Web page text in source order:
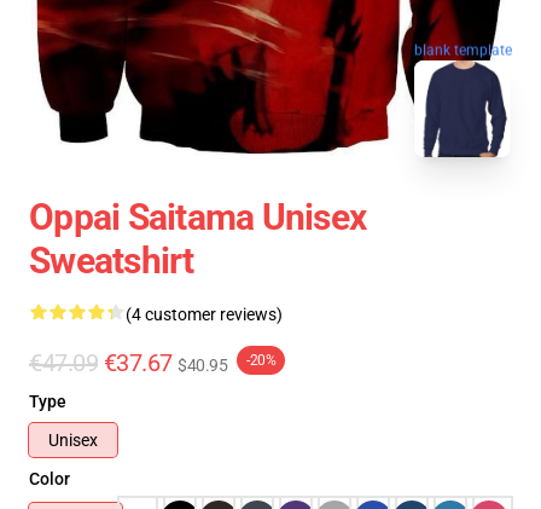
blank template
Oppai Saitama Unisex
Sweatshirt
(4 customer reviews)
€47.09 €37.67 $40.95 -20%
Type
Unisex
Color